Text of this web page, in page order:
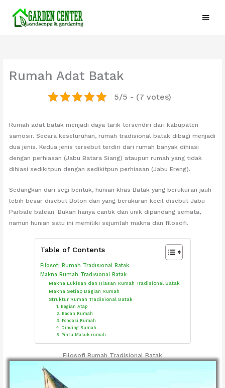
konten
Menu
Rumah Adat Batak
5/5 - (7 votes)
Rumah adat batak menjadi daya tarik tersendiri dari kabupaten
samosir. Secara keseluruhan, rumah tradisional batak dibagi menjadi
dua jenis. Kedua jenis tersebut terdiri dari rumah banyak dihiasi
dengan perhiasan (Jabu Batara Siang) ataupun rumah yang tidak
dihiasi sedikitpun dengan sedikitpun perhiasan (Jabu Ereng).
Sedangkan dari segi bentuk, hunian khas Batak yang berukuran jauh
lebih besar disebut Bolon dan yang berukuran kecil disebut Jabu
Parbale balean. Bukan hanya cantik dan unik dipandang semata,
namun hunian satu ini memiliki sejumlah makna dan filosofi.
Table of Contents
Filosofi Rumah Tradisional Batak
Makna Rumah Tradisional Batak
Makna Lukisan dan Hiasan Rumah Tradisional Batak
Makna Setiap Bagian Rumah
Struktur Rumah Tradisional Batak
1. Bagian Atap
2. Badan Rumah
3. Pondasi Rumah
4. Dinding Rumah
5. Pintu Masuk rumah
Filosofi Rumah Tradisional Batak